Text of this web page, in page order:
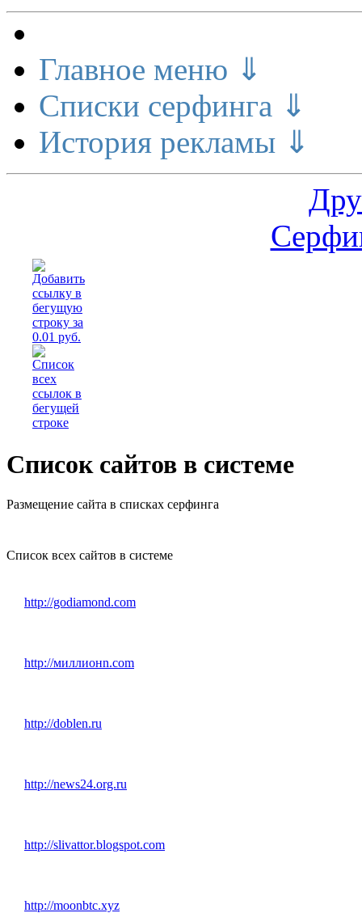
Главное меню ⇓
Списки серфинга ⇓
История рекламы ⇓
Список сайтов в системе
Размещение сайта в списках серфинга
Список всех сайтов в системе
http://godiamond.com
http://миллионn.com
http://doblen.ru
http://news24.org.ru
http://slivattor.blogspot.com
http://moonbtc.xyz